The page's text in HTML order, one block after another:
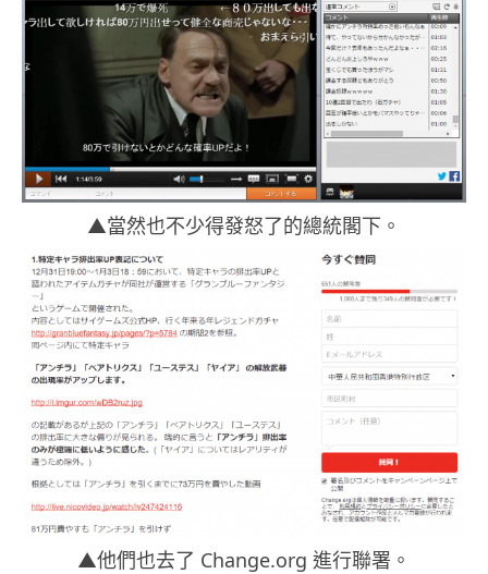
▲當然也不少得發怒了的總統閣下。
▲他們也去了 Change.org 進行聯署。